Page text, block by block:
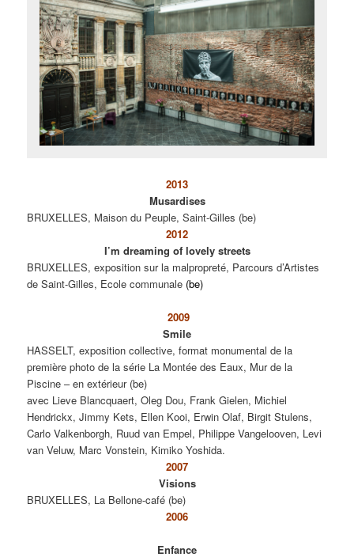
2013
Musardises
BRUXELLES, Maison du Peuple, Saint-Gilles (be)
2012
I’m dreaming of lovely streets
BRUXELLES, exposition sur la malpropreté, Parcours d’Artistes
de Saint-Gilles, Ecole communale (be)
2009
Smile
HASSELT, exposition collective, format monumental de la
première photo de la série La Montée des Eaux, Mur de la
Piscine – en extérieur (be)
avec Lieve Blancquaert, Oleg Dou, Frank Gielen, Michiel
Hendrickx, Jimmy Kets, Ellen Kooi, Erwin Olaf, Birgit Stulens,
Carlo Valkenborgh, Ruud van Empel, Philippe Vangelooven, Levi
van Veluw, Marc Vonstein, Kimiko Yoshida.
2007
Visions
BRUXELLES, La Bellone-café (be)
2006
Enfance